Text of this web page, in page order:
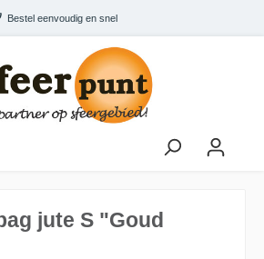
Bestel eenvoudig en snel
jute S "Goud